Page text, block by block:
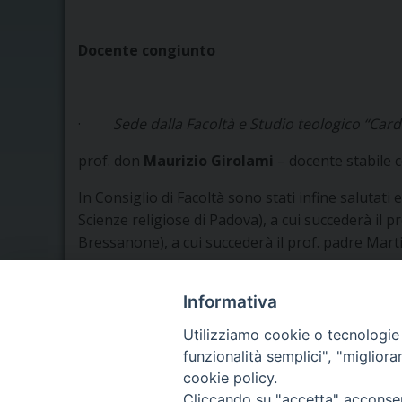
Docente congiunto
· Sede dalla Facoltà e Studio teologico
prof. don Maurizio Girolami – docente stabile
In Consiglio di Facoltà sono stati infine
Scienze religiose di Padova), a cui succederà
Bressanone), a cui succederà il prof. padre
Seminario Vescovile di Treviso
Informativa
Utilizziamo cookie o
funzionalità semplici",
cookie policy.